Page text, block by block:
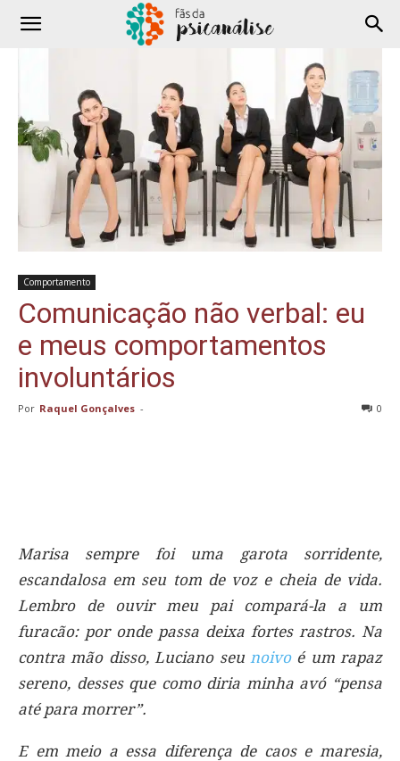
Comportamento
Comunicação não verbal: eu
e meus comportamentos
involuntários
Por Raquel Gonçalves - 0
Marisa sempre foi uma garota sorridente,
escandalosa em seu tom de voz e cheia de vida.
Lembro de ouvir meu pai compará-la a um
furacão: por onde passa deixa fortes rastros. Na
contra mão disso, Luciano seu noivo é um rapaz
sereno, desses que como diria minha avó “pensa
até para morrer”.
E em meio a essa diferença de caos e maresia,